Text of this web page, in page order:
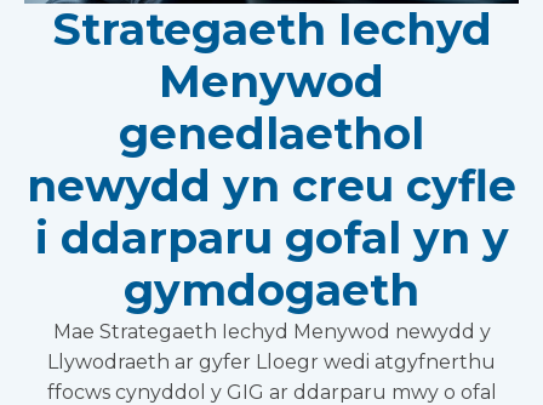
Strategaeth Iechyd
Menywod
genedlaethol
newydd yn creu cyfle
i ddarparu gofal yn y
gymdogaeth
Mae Strategaeth Iechyd Menywod newydd y
Llywodraeth ar gyfer Lloegr wedi atgyfnerthu
ffocws cynyddol y GIG ar ddarparu mwy o ofal